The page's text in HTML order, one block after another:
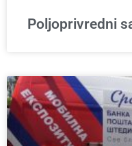
Poljoprivredni